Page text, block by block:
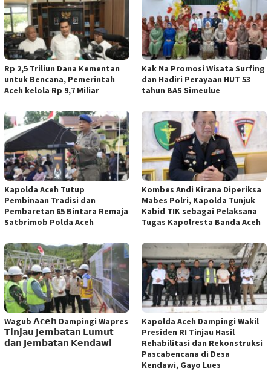
Rp 2,5 Triliun Dana Kementan
untuk Bencana, Pemerintah
Aceh kelola Rp 9,7 Miliar
Kak Na Promosi Wisata Surfing
dan Hadiri Perayaan HUT 53
tahun BAS Simeulue
Kapolda Aceh Tutup
Pembinaan Tradisi dan
Pembaretan 65 Bintara Remaja
Satbrimob Polda Aceh
Kombes Andi Kirana Diperiksa
Mabes Polri, Kapolda Tunjuk
Kabid TIK sebagai Pelaksana
Tugas Kapolresta Banda Aceh
Wagub 𝗔𝗰𝗲𝗵 Dampingi Wapres
𝗧𝗶𝗻𝗷𝗮𝘂 𝗝𝗲𝗺𝗯𝗮𝘁𝗮𝗻 𝗟𝘂𝗺𝘂𝘁
𝗱𝗮𝗻 𝗝𝗲𝗺𝗯𝗮𝘁𝗮𝗻 𝗞𝗲𝗻𝗱𝗮𝘄𝗶
Kapolda Aceh Dampingi Wakil
Presiden RI Tinjau Hasil
Rehabilitasi dan Rekonstruksi
Pascabencana di Desa
Kendawi, Gayo Lues